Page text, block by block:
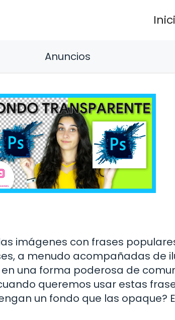
Anuncios
imágenes con frases
a menudo acompañadas de
una forma poderosa de
queremos usar estas
un fondo que las opaque?